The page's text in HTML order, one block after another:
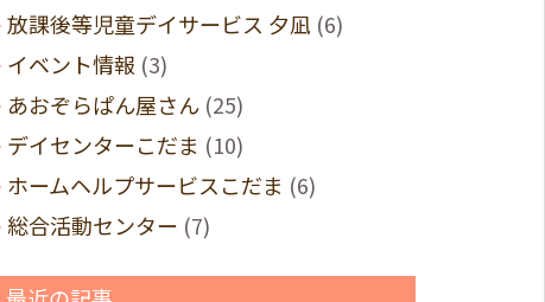
放課後等児童デイサービス 夕凪 (6)
イベント情報 (3)
あおぞらぱん屋さん(25)
デイセンターこだま (10)
ホームヘルプサービスこだま (6)
総合活動センター (7)